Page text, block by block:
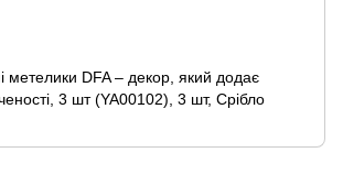
метелики DFA – декор, який додає
3 шт (YA00102), 3 шт, Срібло